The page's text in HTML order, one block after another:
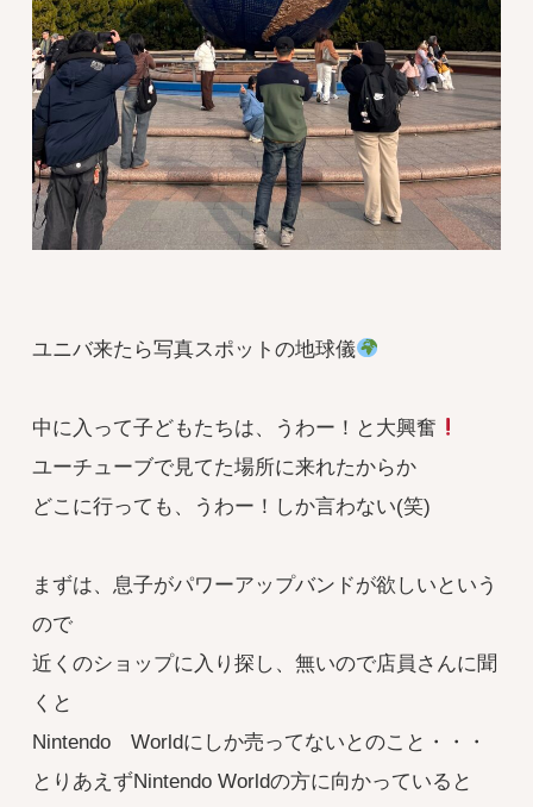
ユニバ来たら写真スポットの地球儀
中に入って子どもたちは、うわー！と大興奮
ユーチューブで見てた場所に来れたからか
どこに行っても、うわー！しか言わない(笑)
まずは、息子がパワーアップバンドが欲しいという
ので
近くのショップに入り探し、無いので店員さんに聞
くと
Nintendo Worldにしか売ってないとのこと・・・
とりあえずNintendo Worldの方に向かっていると